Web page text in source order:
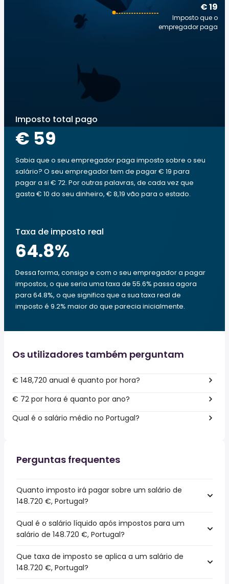
€ 19
Imposto que o
empregador paga
Imposto total pago
€ 59
Sabia que o seu empregador paga imposto sobre o seu
salário? O seu empregador tem de pagar € 19 para
pagar a si € 72. Por outras palavras, de cada vez que
gasta € 10 do seu dinheiro, € 8,19 vão para o estado.
Taxa de imposto real
64.8%
Dessa forma, consigo e com o seu empregador a pagar
impostos, o que seria uma taxa de 55.6% passa agora
para 64.8%, o que significa que a sua taxa real de
imposto é 9.2% maior do que parecia inicialmente.
Os utilizadores também perguntam
€ 148,720 anual é quanto por hora?
€ 72 por hora é quanto por ano?
Qual é o salário médio no Portugal?
Perguntas frequentes
Quanto imposto irá pagar sobre um salário de
148.720 €, Portugal?
Qual é o salário líquido após impostos para um
salário de 148.720 €, Portugal?
Que taxa de imposto se aplica a um salário de
148.720 €, Portugal?